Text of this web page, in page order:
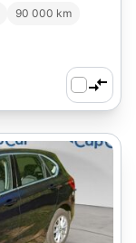
90 000 km